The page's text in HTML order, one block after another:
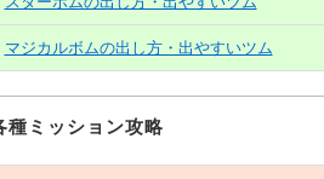
マジカルボムの出し方・出やすいツム
種ミッション攻略